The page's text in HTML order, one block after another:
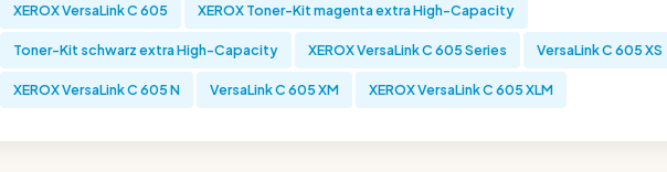
XEROX VersaLink C 605 XEROX Toner-Kit magenta extra High-Capacity
Toner-Kit schwarz extra High-Capacity XEROX VersaLink C 605 Series VersaLink C 605 XS
XEROX VersaLink C 605 N VersaLink C 605 XM XEROX VersaLink C 605 XLM